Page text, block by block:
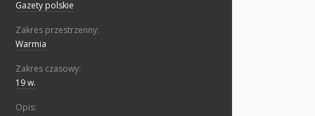
Gazety polskie
Zakres przestrzenny:
Warmia
Zakres czasowy:
19 w.
Opis: